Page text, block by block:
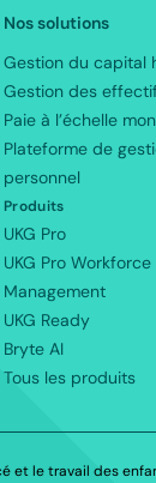
Footer
||
fr-
CA
Nos solutions
Gestion du capital
Gestion des
Paie à l’échelle
Plateforme de
personnel
Produits
UKG Pro
UKG Pro Workforce
Management
UKG Ready
Bryte AI
Tous les produits
et le travail des